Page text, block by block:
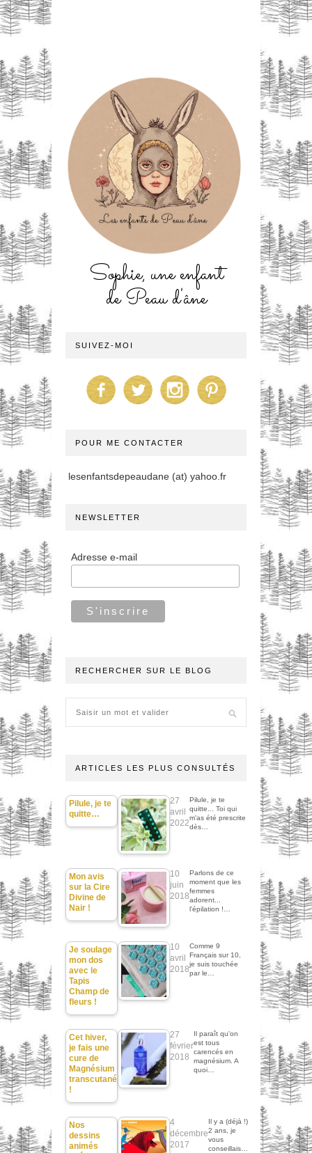
Sophie, une enfant
de Peau d'âne
SUIVEZ-MOI
POUR ME CONTACTER
lesenfantsdepeaudane (at) yahoo.fr
NEWSLETTER
Adresse e-mail
RECHERCHER SUR LE BLOG
ARTICLES LES PLUS CONSULTÉS
Pilule, je te
quitte…
27
avril
2022
Pilule, je te
quitte... Toi qui
m'as été prescrite
dès…
Mon avis
sur la Cire
Divine de
Nair !
10
juin
2018
Parlons de ce
moment que les
femmes
adorent...
l'épilation !…
Je soulage
mon dos
avec le
Tapis
Champ de
fleurs !
10
avril
2018
Comme 9
Français sur 10,
je suis touchée
par le…
Cet hiver,
je fais une
cure de
Magnésium
transcutané
!
27
février
2018
Il paraît qu'on
est tous
carencés en
magnésium. A
quoi…
Nos
dessins
animés
4
décembre
2017
Il y a (déjà !)
2 ans, je
vous
conseillais…